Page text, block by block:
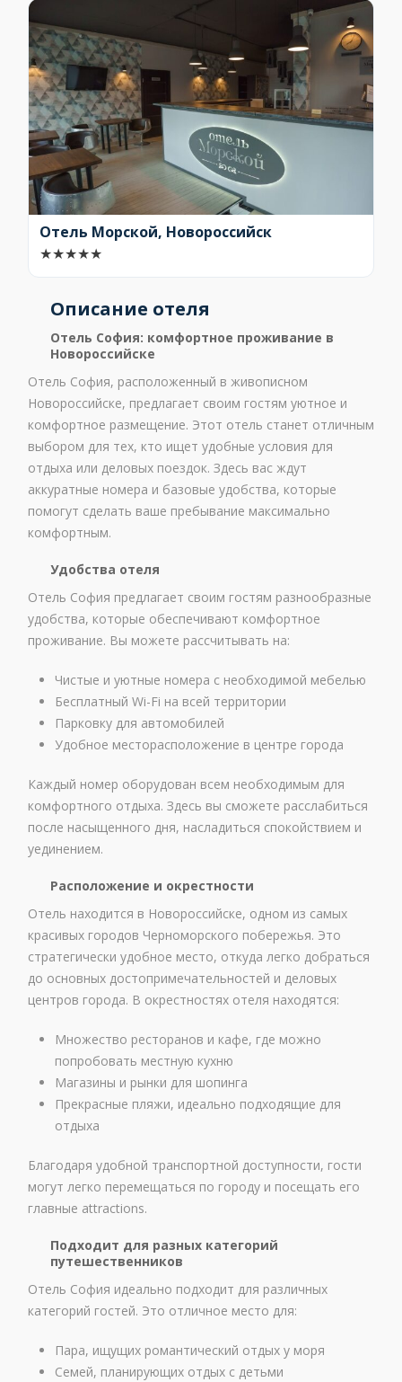
Отель Морской, Новороссийск
★★★★★
Описание отеля
Отель София: комфортное проживание в
Новороссийске
Отель София, расположенный в живописном
Новороссийске, предлагает своим гостям уютное и
комфортное размещение. Этот отель станет отличным
выбором для тех, кто ищет удобные условия для
отдыха или деловых поездок. Здесь вас ждут
аккуратные номера и базовые удобства, которые
помогут сделать ваше пребывание максимально
комфортным.
Удобства отеля
Отель София предлагает своим гостям разнообразные
удобства, которые обеспечивают комфортное
проживание. Вы можете рассчитывать на:
Чистые и уютные номера с необходимой мебелью
Бесплатный Wi-Fi на всей территории
Парковку для автомобилей
Удобное месторасположение в центре города
Каждый номер оборудован всем необходимым для
комфортного отдыха. Здесь вы сможете расслабиться
после насыщенного дня, насладиться спокойствием и
уединением.
Расположение и окрестности
Отель находится в Новороссийске, одном из самых
красивых городов Черноморского побережья. Это
стратегически удобное место, откуда легко добраться
до основных достопримечательностей и деловых
центров города. В окрестностях отеля находятся:
Множество ресторанов и кафе, где можно
попробовать местную кухню
Магазины и рынки для шопинга
Прекрасные пляжи, идеально подходящие для
отдыха
Благодаря удобной транспортной доступности, гости
могут легко перемещаться по городу и посещать его
главные attractions.
Подходит для разных категорий
путешественников
Отель София идеально подходит для различных
категорий гостей. Это отличное место для:
Пара, ищущих романтический отдых у моря
Семей, планирующих отдых с детьми